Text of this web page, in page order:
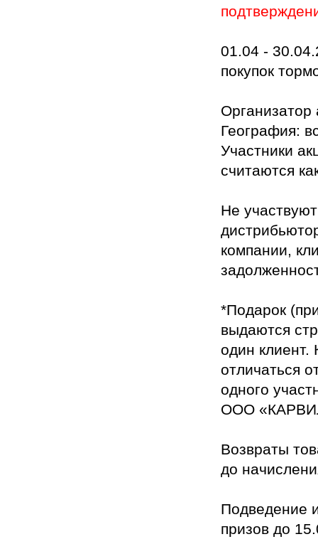
01.04 -
покупок
География:
Участники
считаются
Не
компании,
*Подарок
выдаются
один клиент.
отличаться
одного
ООО
Возвраты
до
Подведение
призов до